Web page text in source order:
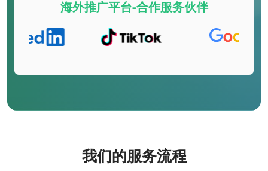
海外推广平台-合作服务伙伴
我们的服务流程